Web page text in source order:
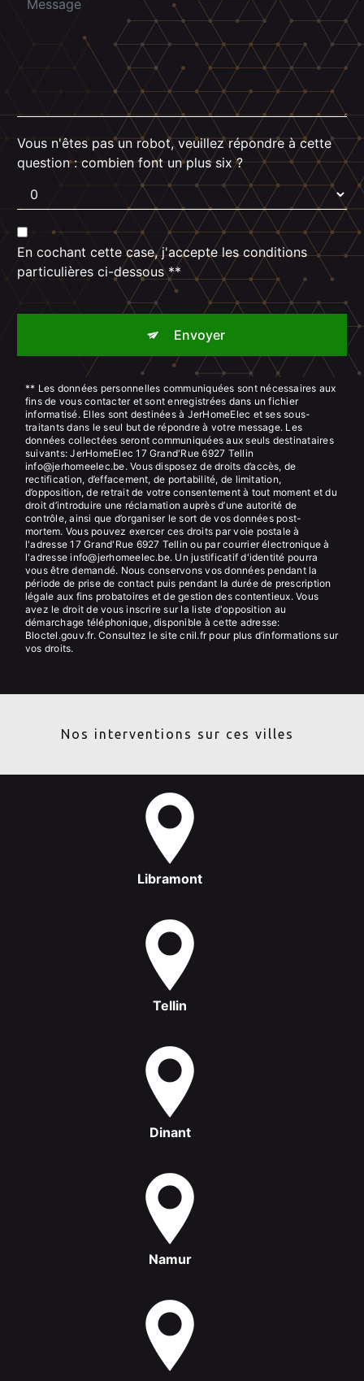
Vous n'êtes pas un robot, veuillez répondre à cette
question : combien font un plus six ?
En cochant cette case, j'accepte les conditions
particulières ci-dessous **
Envoyer
** Les données personnelles communiquées sont nécessaires aux
fins de vous contacter et sont enregistrées dans un fichier
informatisé. Elles sont destinées à JerHomeElec et ses sous-
traitants dans le seul but de répondre à votre message. Les
données collectées seront communiquées aux seuls destinataires
suivants: JerHomeElec 17 Grand'Rue 6927 Tellin
info@jerhomeelec.be. Vous disposez de droits d’accès, de
rectification, d’effacement, de portabilité, de limitation,
d’opposition, de retrait de votre consentement à tout moment et du
droit d’introduire une réclamation auprès d’une autorité de
contrôle, ainsi que d’organiser le sort de vos données post-
mortem. Vous pouvez exercer ces droits par voie postale à
l'adresse 17 Grand'Rue 6927 Tellin ou par courrier électronique à
l'adresse info@jerhomeelec.be. Un justificatif d'identité pourra
vous être demandé. Nous conservons vos données pendant la
période de prise de contact puis pendant la durée de prescription
légale aux fins probatoires et de gestion des contentieux. Vous
avez le droit de vous inscrire sur la liste d'opposition au
démarchage téléphonique, disponible à cette adresse:
Bloctel.gouv.fr. Consultez le site cnil.fr pour plus d’informations sur
vos droits.
Nos interventions sur ces villes
Libramont
Tellin
Dinant
Namur